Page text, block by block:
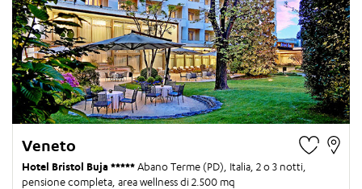
Veneto
Hotel Bristol Buja Abano Terme (PD), Italia, 2 o 3 notti
pensione completa, area wellness di 2.500 mq